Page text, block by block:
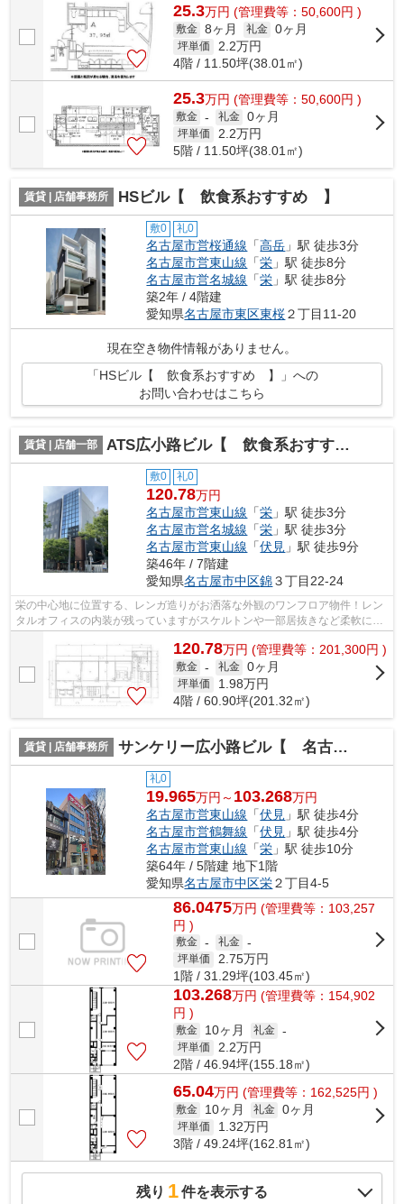
25.3万円 (管理費等：50,600円 )
敷金 8ヶ月 礼金 0ヶ月
坪単価 2.2万円
4階 / 11.50坪(38.01㎡)
25.3万円 (管理費等：50,600円 )
敷金 - 礼金 0ヶ月
坪単価 2.2万円
5階 / 11.50坪(38.01㎡)
賃貸 | 店舗事務所 HSビル【 飲食系おすすめ 】
敷0 礼0
名古屋市営桜通線 「高岳 」駅 徒歩3分
名古屋市営東山線 「栄 」駅 徒歩8分
名古屋市営名城線 「栄 」駅 徒歩8分
築2年 / 4階建
愛知県名古屋市東区東桜２丁目11-20
現在空き物件情報がありません。
「HSビル【 飲食系おすすめ 】」への
お問い合わせはこちら
賃貸 | 店舗一部 ATS広小路ビル【 飲食系おすすめ 】
敷0 礼0
120.78万円
名古屋市営東山線 「栄 」駅 徒歩3分
名古屋市営名城線 「栄 」駅 徒歩3分
名古屋市営東山線 「伏見 」駅 徒歩9分
築46年 / 7階建
愛知県名古屋市中区錦３丁目22-24
栄の中心地に位置する、レンガ造りがお洒落な外観のワンフロア物件！レン
タルオフィスの内装が残っていますがスケルトンや一部居抜きなど柔軟にご
120.78万円 (管理費等：201,300円 )
敷金 - 礼金 0ヶ月
坪単価 1.98万円
4階 / 60.90坪(201.32㎡)
賃貸 | 店舗事務所 サンケリー広小路ビル【 名古屋の貸事務所・貸オフィス 】
礼0
19.965万円～ 103.268万円
名古屋市営東山線 「伏見 」駅 徒歩4分
名古屋市営鶴舞線 「伏見 」駅 徒歩4分
名古屋市営東山線 「栄 」駅 徒歩10分
築64年 / 5階建 地下1階
愛知県名古屋市中区栄２丁目4-5
86.0475万円 (管理費等：103,257
円 )
敷金 - 礼金 -
坪単価 2.75万円
1階 / 31.29坪(103.45㎡)
103.268万円 (管理費等：154,902
円 )
敷金 10ヶ月 礼金 -
坪単価 2.2万円
2階 / 46.94坪(155.18㎡)
65.04万円 (管理費等：162,525円 )
敷金 10ヶ月 礼金 0ヶ月
坪単価 1.32万円
3階 / 49.24坪(162.81㎡)
残り 1件を表示する